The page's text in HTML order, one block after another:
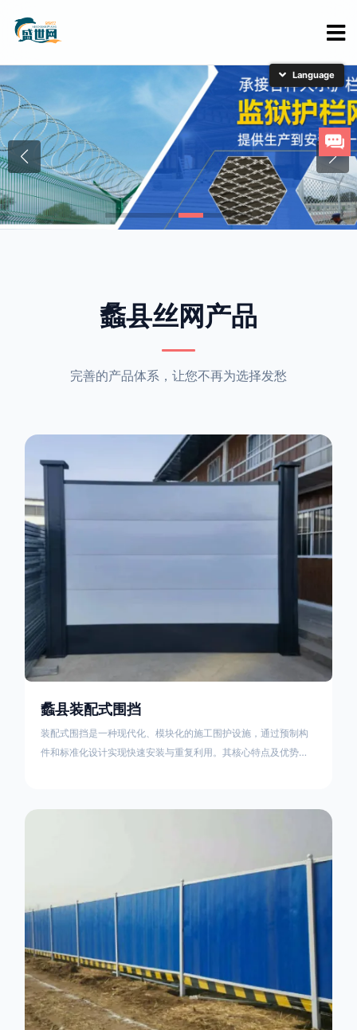
蠡县丝网产品
完善的产品体系，让您不再为选择发愁
蠡县装配式围挡
装配式围挡是一种现代化、模块化的施工围护设施，通过预制构
件和标准化设计实现快速安装与重复利用。其核心特点及优势如
撑、横撑加强筋等部件增强整体稳定性立柱规格：通常为
简体中文
English
日本語
한국어